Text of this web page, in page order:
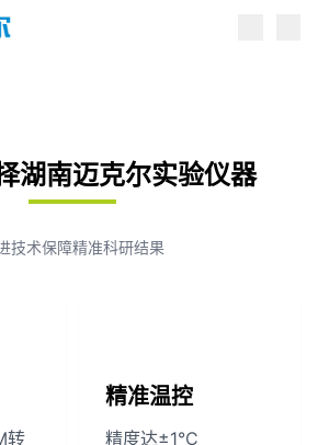
湖南迈克尔实验仪器
技术保障精准科研结果
转
精准温控
精度达±1°C